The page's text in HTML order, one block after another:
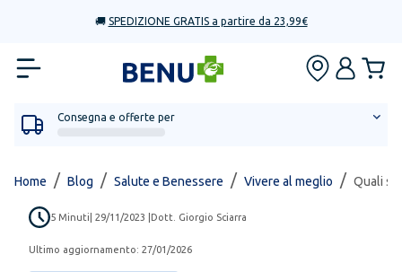
🚚 SPEDIZIONE GRATIS a partire da 23,99€
Consegna e offerte per
Home / Blog / Salute e Benessere / Vivere al meglio / Quali
5 Minuti 29/11/2023 Dott. Giorgio Sciarra
Ultimo aggiornamento: 27/01/2026